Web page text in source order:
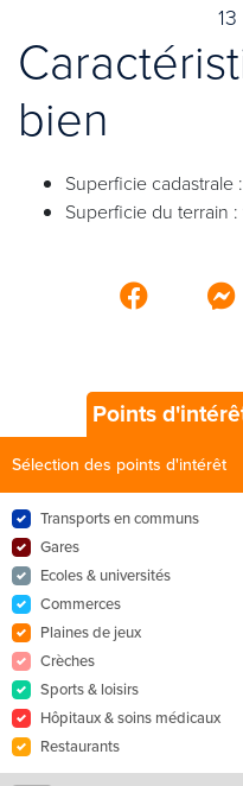
bien
Superficie cadastrale :
Superficie du terrain :
Points
Sélection des points d'intérêt
Transports en communs
Gares
Ecoles & universités
Commerces
Plaines de jeux
Crèches
Sports & loisirs
Hôpitaux & soins médicaux
Restaurants